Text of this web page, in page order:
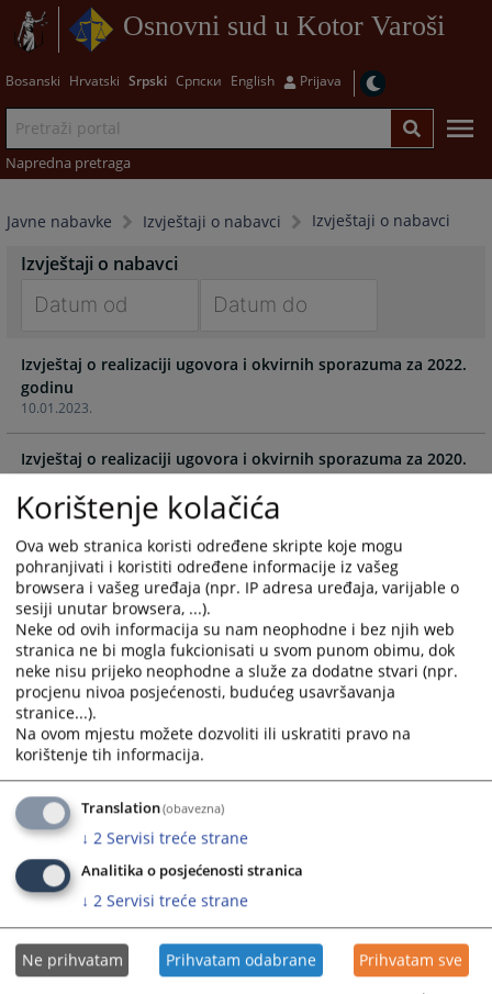
Osnovni sud u Kotor Varoši
Bosanski Hrvatski Srpski Српски English Prijava
Napredna pretraga
Javne nabavke Izvještaji o nabavci Izvještaji o nabavci
Izvještaji o nabavci
forward
to
interact
with
the
and
select
a
date.
Press
the
question
mark
key
to
get
the
keyboard
shortcuts
changing
dates.
forward
with
the
and
select
a
date.
Press
the
question
mark
key
to
the
keyboard
for
changing
dates.
10.01.2023.
Izvještaj o realizaciji ugovora i okvirnih sporazuma za 2022.
godinu
14.10.2020.
Izvještaj o realizaciji ugovora i okvirnih sporazuma za 2020.
24.04.2019.
Izvještaj o realizaciji ugovora i okvirnih sporazuma za 2019.
godinu
15.03.2018.
Izvještaj o realizaciji ugovora i okvirnih sporazuma za 2018.
godinu
Izvještaj o realizaciji ugovora i okvirnih sporazuma za 2017.
godinu
Izvještaj o realizaciji ugovora i okvirnih sporazuma za 2016.
godinu
Korištenje kolačića
Ova web stranica koristi određene skripte koje mogu
pohranjivati i koristiti određene informacije iz vašeg
browsera i vašeg uređaja (npr. IP adresa uređaja, varijable o
sesiji unutar browsera, ...).
Neke od ovih informacija su nam neophodne i bez njih web
stranica ne bi mogla fukcionisati u svom punom obimu, dok
neke nisu prijeko neophodne a služe za dodatne stvari (npr.
procjenu nivoa posjećenosti, budućeg usavršavanja
stranice...).
Na ovom mjestu možete dozvoliti ili uskratiti pravo na
korištenje tih informacija.
Translation(obavezna)
↓ 2 Servisi treće strane
Analitika o posjećenosti stranica
↓ 2 Servisi treće strane
Ne prihvatam Prihvatam odabrane Prihvatam sve